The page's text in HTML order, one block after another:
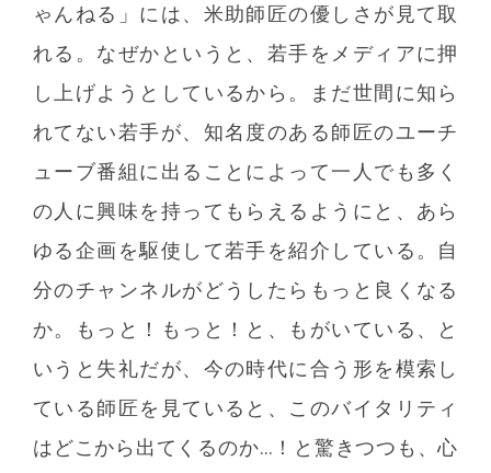
ゃんねる」には、米助師匠の優しさが見て取
れる。なぜかというと、若手をメディアに押
し上げようとしているから。まだ世間に知ら
れてない若手が、知名度のある師匠のユーチ
ューブ番組に出ることによって一人でも多く
の人に興味を持ってもらえるようにと、あら
ゆる企画を駆使して若手を紹介している。自
分のチャンネルがどうしたらもっと良くなる
か。もっと！もっと！と、もがいている、と
いうと失礼だが、今の時代に合う形を模索し
ている師匠を見ていると、このバイタリティ
はどこから出てくるのか…！と驚きつつも、心